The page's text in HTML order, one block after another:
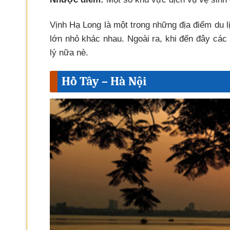
Vịnh Hạ Long là một trong những địa điểm
lớn nhỏ khác nhau. Ngoài ra, khi đến đây
lý nữa nè.
Hồ Tây – Hà Nội